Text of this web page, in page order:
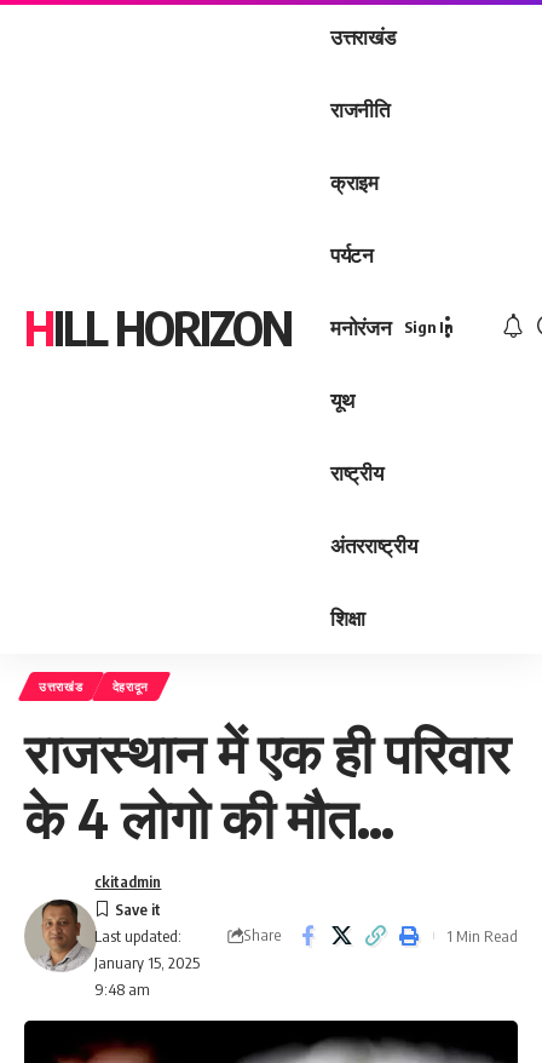
HILL HORIZON
उत्तराखंड
राजनीति
क्राइम
पर्यटन
मनोरंजन
यूथ
राष्ट्रीय
अंतरराष्ट्रीय
शिक्षा
Sign In
उत्तराखंड देहरादून
राजस्थान में एक ही परिवार
के 4 लोगो की मौत…
Last updated:
January 15, 2025
9:48 am
ckitadmin
Share 1 Min Read